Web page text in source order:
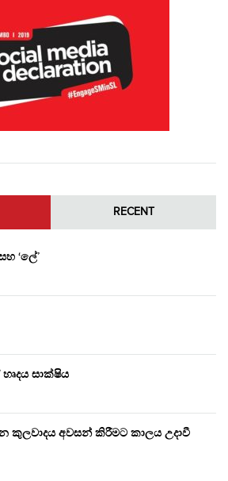
RECENT
‘ලේ’
සාක්ෂිය
කුලවාදය අවසන් කිරීමට කාලය උදාවී